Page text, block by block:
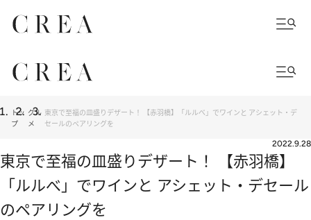
トッ
プ
グル
メ
東京で至福の皿盛りデザート！ 【赤羽橋】「ルルべ」でワインと アシェット・デ
セールのペアリングを
2022.9.28
東京で至福の皿盛りデザート！ 【赤羽橋】
「ルルべ」でワインと アシェット・デセール
のペアリングを